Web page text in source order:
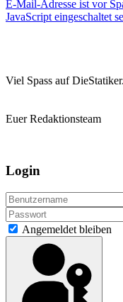
E-Mail-Adresse ist vor
JavaScript eingeschaltet
Viel Spass auf
Euer Redaktionsteam
Login
Angemeldet bleiben